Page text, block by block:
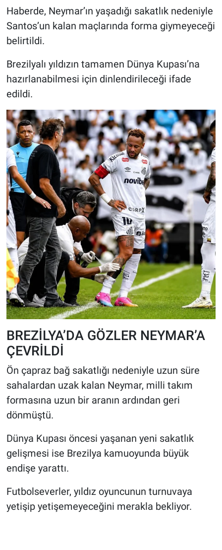
Haberde, Neymar’ın yaşadığı sakatlık nedeniyle
Santos’un kalan maçlarında forma giymeyeceği
belirtildi.
Brezilyalı yıldızın tamamen Dünya Kupası’na
hazırlanabilmesi için dinlendirileceği ifade
edildi.
BREZİLYA’DA GÖZLER NEYMAR’A
ÇEVRİLDİ
Ön çapraz bağ sakatlığı nedeniyle uzun süre
sahalardan uzak kalan Neymar, milli takım
formasına uzun bir aranın ardından geri
dönmüştü.
Dünya Kupası öncesi yaşanan yeni sakatlık
gelişmesi ise Brezilya kamuoyunda büyük
endişe yarattı.
Futbolseverler, yıldız oyuncunun turnuvaya
yetişip yetişemeyeceğini merakla bekliyor.